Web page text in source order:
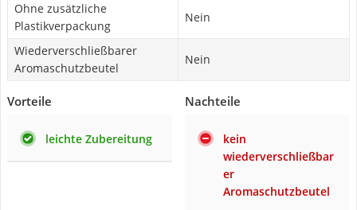
Ohne zusätzliche
Plastikverpackung
Nein
Wiederverschließbarer
Aromaschutzbeutel
Nein
Vorteile
leichte Zubereitung
Nachteile
kein
wiederverschließbar
er
Aromaschutzbeutel